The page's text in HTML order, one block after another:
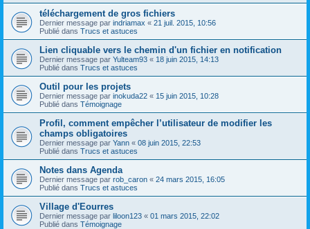
téléchargement de gros fichiers
Dernier message par indriamax « 21 juil. 2015, 10:56
Publié dans Trucs et astuces
Lien cliquable vers le chemin d'un fichier en notification
Dernier message par Yulteam93 « 18 juin 2015, 14:13
Publié dans Trucs et astuces
Outil pour les projets
Dernier message par inokuda22 « 15 juin 2015, 10:28
Publié dans Témoignage
Profil, comment empêcher l’utilisateur de modifier les
champs obligatoires
Dernier message par Yann « 08 juin 2015, 22:53
Publié dans Trucs et astuces
Notes dans Agenda
Dernier message par rob_caron « 24 mars 2015, 16:05
Publié dans Trucs et astuces
Village d'Eourres
Dernier message par liloon123 « 01 mars 2015, 22:02
Publié dans Témoignage